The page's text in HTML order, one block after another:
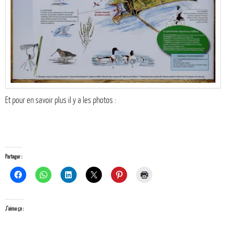
Et pour en savoir plus il y a les photos :
Partager :
J’aime ça :